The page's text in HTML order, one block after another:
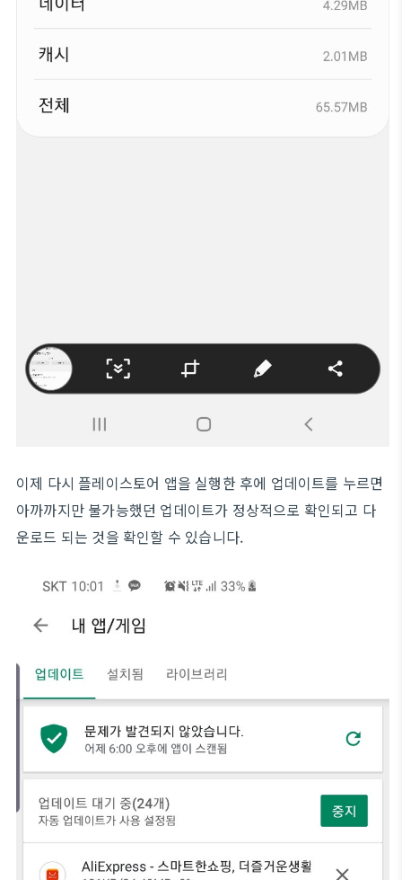
이제 다시 플레이스토어 앱을 실행한 후에 업데이트를 누르면
아까까지만 불가능했던 업데이트가 정상적으로 확인되고 다
운로드 되는 것을 확인할 수 있습니다.